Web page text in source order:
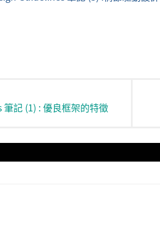
記 (1) : 優良框架的特徵